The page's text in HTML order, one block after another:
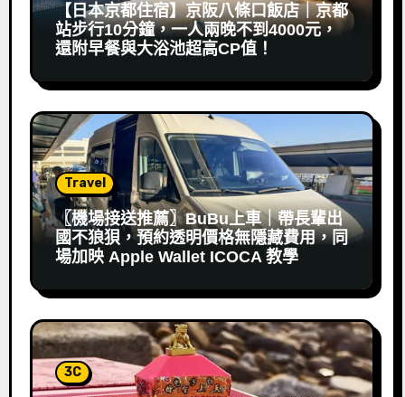
【日本京都住宿】京阪八條口飯店｜京都
站步行10分鐘，一人兩晚不到4000元，
還附早餐與大浴池超高CP值！
Travel
〖機場接送推薦〗BuBu上車｜帶長輩出
國不狼狽，預約透明價格無隱藏費用，同
場加映 Apple Wallet ICOCA 教學
3C